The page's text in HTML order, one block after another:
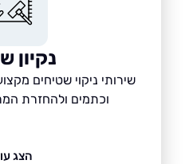
נקיון שטחים
שירותי ניקוי שטיחים מקצועיים
וכתמים ולהחזרת המראה